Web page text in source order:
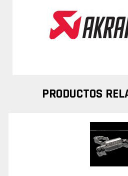
PRODUCTOS